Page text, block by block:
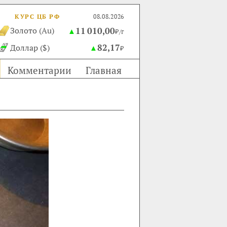
КУРС ЦБ РФ 08.08.2026
Золото (Au) ▲ 11 010,00₽/г
Доллар ($) ▲82,17₽
Комментарии Главная